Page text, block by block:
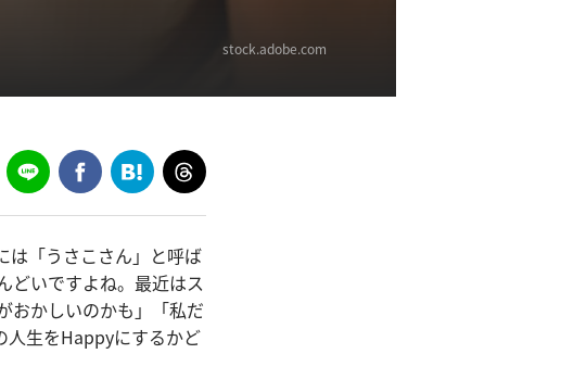
stock.adobe.com
は「うさこさん」と呼ば
どいですよね。最近はス
おかしいのかも」「私だ
人生をHappyにするかど